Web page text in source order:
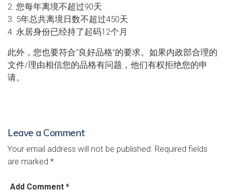
2. 您每年离境不超过90天
3. 5年总共离境日数不超过450天
4. 永居身份已经持了起码12个月
此外，您也要符合“良好品格”的要求。如果内政部合理的
文件/理由相信您的品格有问题，他们有权拒绝您的申
请。
Leave a Comment
Your email address will not be published. Required fields
are marked *
Add Comment *